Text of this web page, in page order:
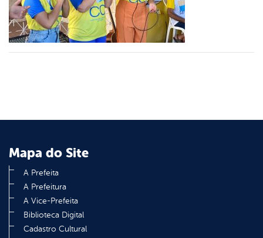
Mapa do Site
A Prefeita
A Prefeitura
A Vice-Prefeita
Biblioteca Digital
Cadastro Cultural